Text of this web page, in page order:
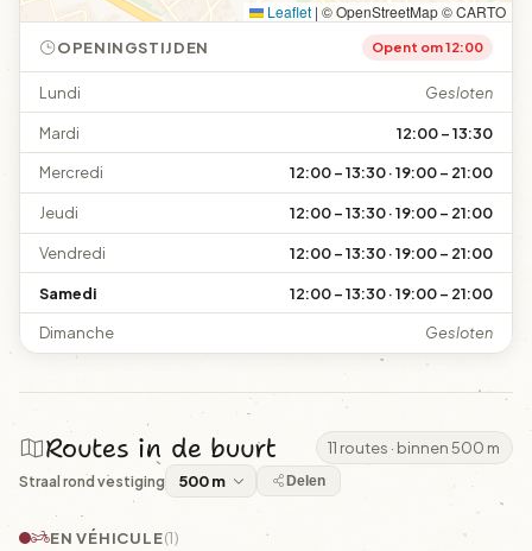
Leaflet | © OpenStreetMap © CARTO
OPENINGSTIJDEN Opent om 12:00
Lundi Gesloten
Mardi 12:00 – 13:30
Mercredi 12:00 – 13:30 · 19:00 – 21:00
Jeudi 12:00 – 13:30 · 19:00 – 21:00
Vendredi 12:00 – 13:30 · 19:00 – 21:00
Samedi 12:00 – 13:30 · 19:00 – 21:00
Dimanche Gesloten
Routes in de buurt 11 routes · binnen 500 m
Straal rond vestiging Delen
EN VÉHICULE(1)